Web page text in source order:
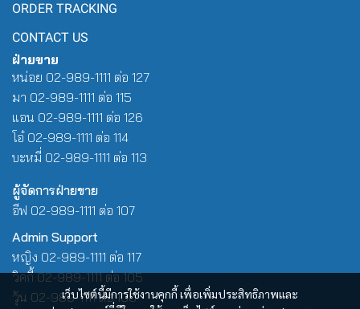
เว็บไซต์นี้มีการใช้งานคุกกี้ เพื่อเพิ่มประสิทธิภาพและ
ORDER TRACKING
CONTACT US
ฝ่ายขาย
หน่อย 02-989-1111 ต่อ 127
มา 02-989-1111 ต่อ 115
แอน 02-989-1111 ต่อ 126
โอ๋ 02-989-1111 ต่อ 114
บะหมี่ 02-989-1111 ต่อ 113
ผู้จัดการฝ่ายขาย
อีฟ 02-989-1111 ต่อ 107
Admin Support
หญิง 02-989-1111 ต่อ 117
วิคกี้ 02-989-1111 ต่อ 105
วุ้น 02-989-1111 ต่อ 100